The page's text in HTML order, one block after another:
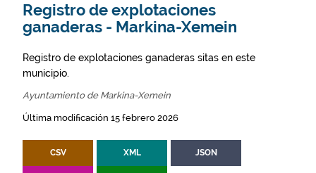
Registro de explotaciones
ganaderas - Markina-Xemein
Registro de explotaciones ganaderas sitas en este
municipio.
Ayuntamiento de Markina-Xemein
Última modificación 15 febrero 2026
CSV XML JSON